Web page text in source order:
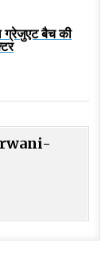
ग्रेजुएट बैच की